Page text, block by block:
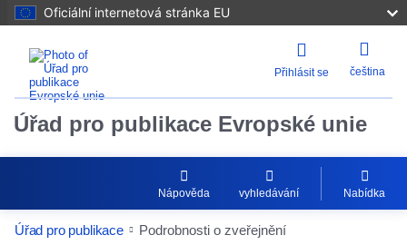
Oficiální internetová stránka EU
Přihlásit se čeština
Úřad pro publikace Evropské unie
Nápověda vyhledávání Nabídka
Úřad pro publikace Podrobnosti o zveřejnění